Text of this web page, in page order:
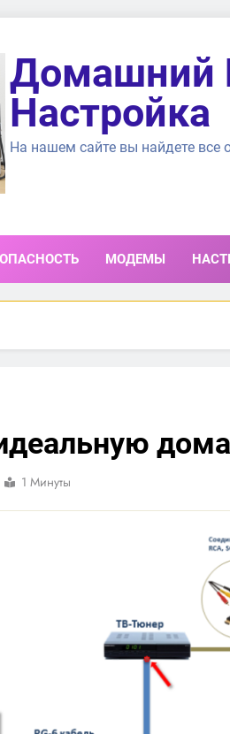
Домашний
Настройка
На нашем сайте вы найдете все
МОДЕМЫ
1 Минуты